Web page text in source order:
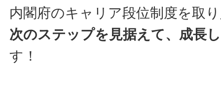
内閣府のキャリア段位制度を取
次のステップを見据えて、成長
す！